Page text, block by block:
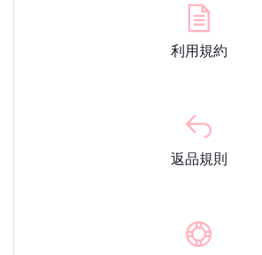
利用規約
返品規則